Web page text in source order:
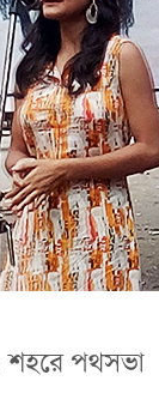
শহরে পথসভা